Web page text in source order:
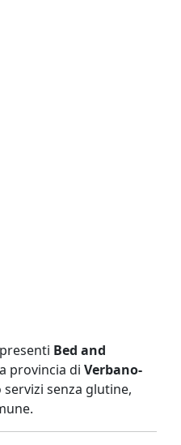
Bed and
provincia di Verbano-
senza glutine,